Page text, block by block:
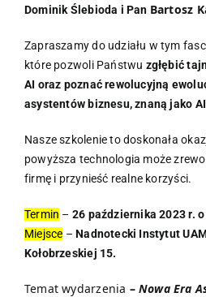
Dominik Ślebioda i Pan Bartosz
Zapraszamy do udziału w tym
które pozwoli Państwu zgłębić
AI oraz poznać rewolucyjną
asystentów biznesu, znaną jako
Nasze szkolenie to doskonała
powyższa technologia może
firmę i przynieść realne korzyści.
Termin – 26 października 2023 r.
Miejsce –Nadnotecki Instytut
Kołobrzeskiej 15.
Temat wydarzenia –Nowa Era